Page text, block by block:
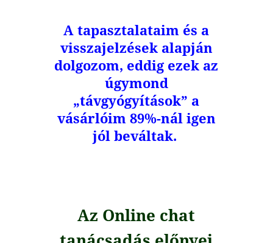
A tapasztalataim és a
visszajelzések alapján
dolgozom, eddig ezek az
úgymond
„távgyógyítások” a
vásárlóim 89%-nál igen
jól beváltak.
Az Online chat